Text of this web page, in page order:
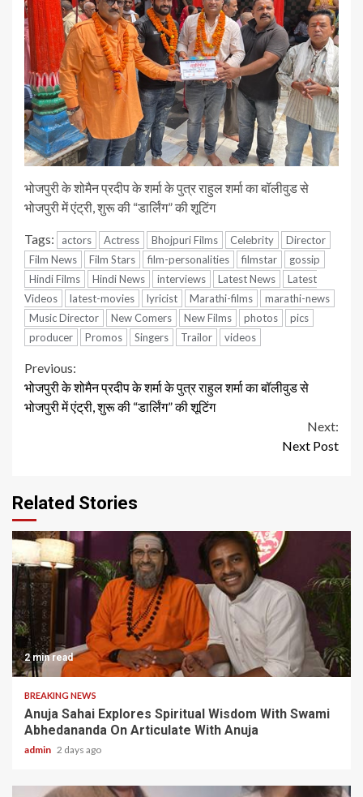
भोजपुरी के शोमैन प्रदीप के शर्मा के पुत्र राहुल शर्मा का बॉलीवुड से
भोजपुरी में एंट्री, शुरू की “डार्लिंग” की शूटिंग
Tags: actors Actress Bhojpuri Films Celebrity
Director
Film News
Film Stars film-personalities filmstar
gossip
Hindi Films
Hindi News interviews Latest News
Latest
Videos
latest-movies lyricist Marathi-films
marathi-news
Music Director
New Comers New Films photos
pics
producer
Promos Singers Trailor videos
Continue
Reading
Previous:
भोजपुरी के शोमैन प्रदीप के शर्मा के पुत्र राहुल शर्मा का बॉलीवुड से
भोजपुरी में एंट्री, शुरू की “डार्लिंग” की शूटिंग
Next:
Next Post
Related Stories
2 min read
BREAKING NEWS
Anuja Sahai Explores Spiritual Wisdom With Swami
Abhedananda On Articulate With Anuja
admin 2 days ago